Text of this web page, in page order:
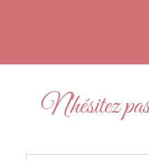
N'hésitez